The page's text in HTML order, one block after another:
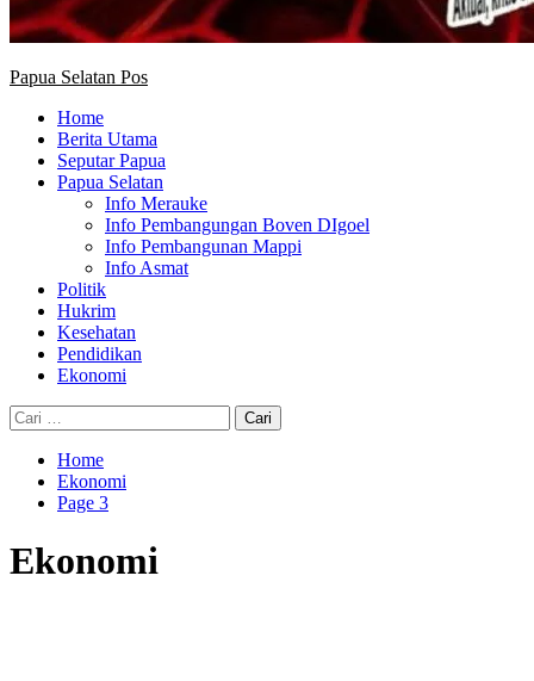
Papua Selatan Pos
Home
Berita Utama
Seputar Papua
Papua Selatan
Info Merauke
Info Pembangungan Boven DIgoel
Info Pembangunan Mappi
Info Asmat
Politik
Hukrim
Kesehatan
Pendidikan
Ekonomi
Cari
untuk:
Home
Ekonomi
Page 3
Ekonomi